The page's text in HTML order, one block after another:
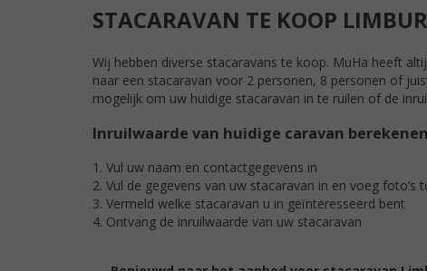
STACARAVAN TE KOOP
Wij hebben diverse stacaravans te koop. MuHa heeft
naar een stacaravan voor 2 personen, 8 personen of
mogelijk om uw huidige stacaravan in te ruilen of de
Inruilwaarde van huidige caravan berekenen
1. Vul uw naam en contactgegevens in
2. Vul de gegevens van uw stacaravan in en voeg foto’s
3. Vermeld welke stacaravan u in geïnteresseerd bent
4. Ontvang de inruilwaarde van uw stacaravan